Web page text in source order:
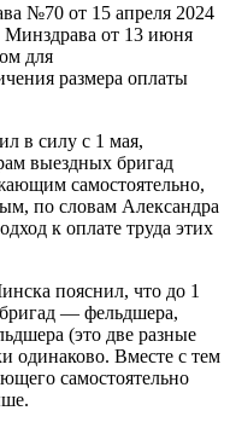
№70 от 15 апреля 2024
от 13 июня
для
размера оплаты
в силу с 1 мая,
выездных бригад
самостоятельно,
по словам Александра
к оплате труда этих
пояснил, что до 1
— фельдшера,
(это две разные
одинаково. Вместе с тем
самостоятельно